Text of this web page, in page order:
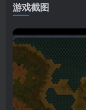
游戏截图